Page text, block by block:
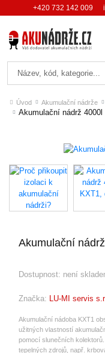
+420 732 142 009
Úvod Akumulační nádrže
Akumulační nádrž 4000l
Akumulační
Dostupnost: není
Značka: LU-MI servis
Akumulační nádoba KXT1
užitných vlastností
pomocí slunečních
tepelných zdrojů, např.